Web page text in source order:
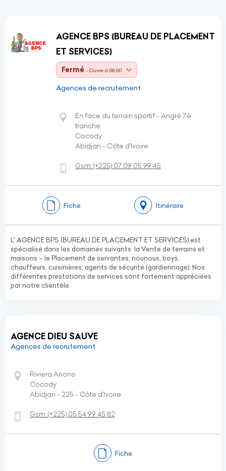
AGENCE BPS (BUREAU DE PLACEMENT
ET SERVICES)
Fermé - Ouvre à 08:00
Agences de recrutement
En face du terrain sportif - Angré 7è
tranche
Cocody
Abidjan - Côte d’Ivoire
Gsm:(+225) 07 09 05 99 45
Fiche Itinéraire
L' AGENCE BPS (BUREAU DE PLACEMENT ET SERVICES) est
spécialisé dans les domaines suivants: la Vente de terrains et
maisons – le Placement de servantes, nounous, boys,
chauffeurs, cuisinières, agents de sécurité (gardiennage). Nos
différentes prestations de services sont fortement appréciées
par notre clientèle.
AGENCE DIEU SAUVE
Agences de recrutement
Riviera Anono
Cocody
Abidjan - 225 - Côte d’Ivoire
Gsm:(+225) 05 54 99 45 82
Fiche